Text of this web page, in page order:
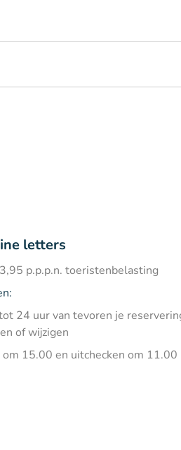
letters
p.p.p.n. toeristenbelasting
24 uur van tevoren je
of wijzigen
om 15.00 en uitchecken om 11.00